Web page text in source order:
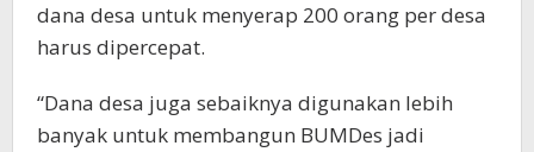
dana desa untuk menyerap 200 orang per desa
harus dipercepat.
“Dana desa juga sebaiknya digunakan lebih
banyak untuk membangun BUMDes jadi